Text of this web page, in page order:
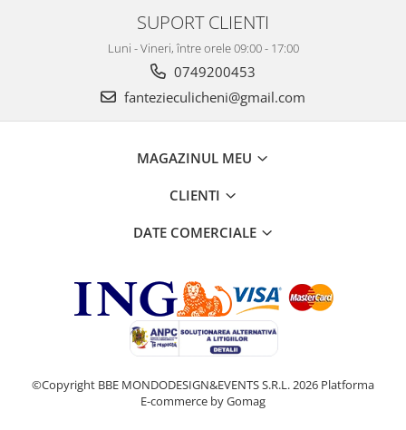
SUPORT CLIENTI
Luni - Vineri, între orele 09:00 - 17:00
0749200453
fantezieculicheni@gmail.com
MAGAZINUL MEU
CLIENTI
DATE COMERCIALE
©Copyright BBE MONDODESIGN&EVENTS S.R.L. 2026 Platforma
E-commerce by Gomag